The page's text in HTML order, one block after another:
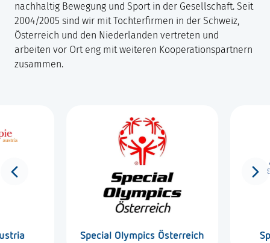
nachhaltig Bewegung und Sport in der Gesellschaft. Seit
2004/2005 sind wir mit Tochterfirmen in der Schweiz,
Österreich und den Niederlanden vertreten und
arbeiten vor Ort eng mit weiteren Kooperationspartnern
zusammen.
Special Olympics Österreich